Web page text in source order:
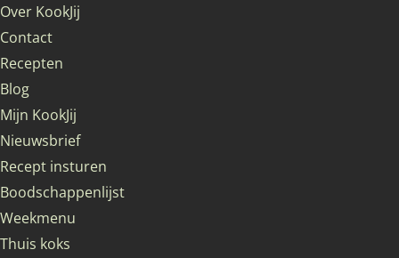
Over KookJij
Contact
Recepten
Blog
Mijn KookJij
Nieuwsbrief
Recept insturen
Boodschappenlijst
Weekmenu
Thuis koks